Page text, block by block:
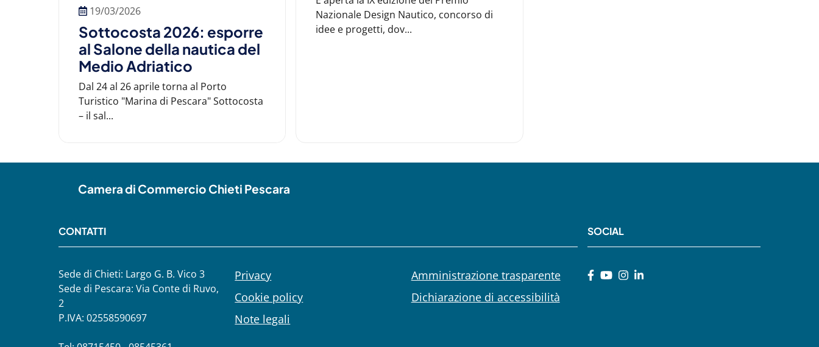
19/03/2026
Sottocosta 2026: esporre
al Salone della nautica del
Medio Adriatico
Dal 24 al 26 aprile torna al Porto
Turistico "Marina di Pescara" Sottocosta
– il sal...
Nazionale Design Nautico, concorso di
idee e progetti, dov...
Camera di Commercio Chieti Pescara
CONTATTI
Sede di Chieti: Largo G. B. Vico 3
Sede di Pescara: Via Conte di Ruvo,
2
P.IVA: 02558590697
Privacy
Cookie policy
Note legali
Amministrazione trasparente
Dichiarazione di accessibilità
SOCIAL